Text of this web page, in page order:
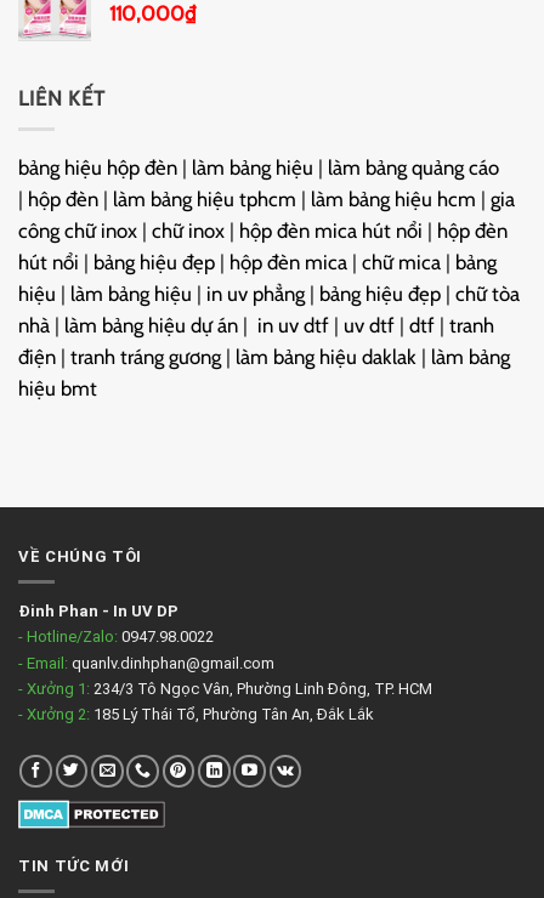
110,000₫
LIÊN KẾT
bảng hiệu hộp đèn | làm bảng hiệu | làm bảng quảng cáo
| hộp đèn | làm bảng hiệu tphcm | làm bảng hiệu hcm | gia
công chữ inox | chữ inox | hộp đèn mica hút nổi | hộp đèn
hút nổi | bảng hiệu đẹp | hộp đèn mica | chữ mica | bảng
hiệu | làm bảng hiệu | in uv phẳng | bảng hiệu đẹp | chữ tòa
nhà | làm bảng hiệu dự án | in uv dtf | uv dtf | dtf | tranh
điện | tranh tráng gương | làm bảng hiệu daklak | làm bảng
hiệu bmt
VỀ CHÚNG TÔI
Đinh Phan - In UV DP
- Hotline/Zalo: 0947.98.0022
- Email: quanlv.dinhphan@gmail.com
- Xưởng 1: 234/3 Tô Ngọc Vân, Phường Linh Đông, TP. HCM
- Xưởng 2: 185 Lý Thái Tổ, Phường Tân An, Đắk Lắk
TIN TỨC MỚI